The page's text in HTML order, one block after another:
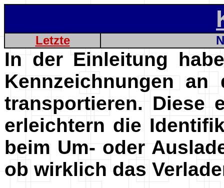
Letzte
In der Einleitung
Kennzeichnungen
transportieren. Diese
erleichtern die
beim Um- oder
ob wirklich das